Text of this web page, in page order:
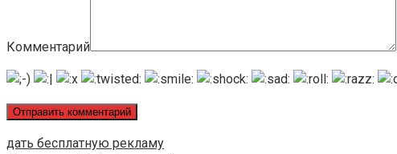
Комментарий
дать бесплатную рекламу